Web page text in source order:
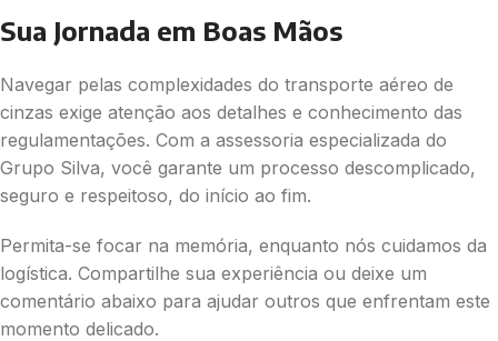
Sua Jornada em Boas Mãos
Navegar pelas complexidades do transporte aéreo de
cinzas exige atenção aos detalhes e conhecimento das
regulamentações. Com a assessoria especializada do
Grupo Silva, você garante um processo descomplicado,
seguro e respeitoso, do início ao fim.
Permita-se focar na memória, enquanto nós cuidamos da
logística. Compartilhe sua experiência ou deixe um
comentário abaixo para ajudar outros que enfrentam este
momento delicado.